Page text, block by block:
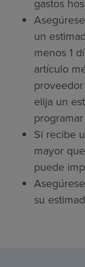
gastos
un
menos 1
artículo
elija un
Si recibe
mayor
puede
su